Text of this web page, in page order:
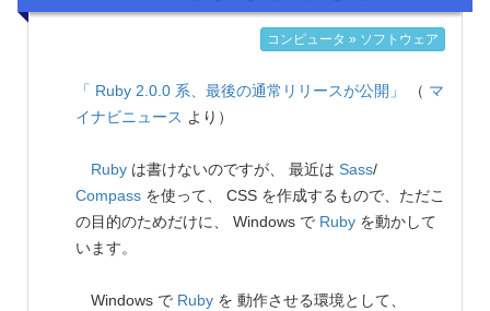
コンピュータ » ソフトウェア
「 Ruby 2.0.0 系、最後の通常リリースが公開」 （ マ
イナビニュース より）
Ruby は書けないのですが、 最近は Sass/
Compass を使って、 CSS を作成するもので、ただこ
の目的のためだけに、 Windows で Ruby を動かして
います。
Windows で Ruby を 動作させる環境として、